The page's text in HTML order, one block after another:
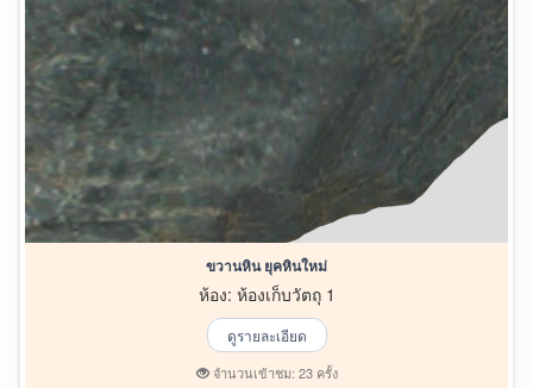
ขวานหิน ยุคหินใหม่
ห้อง: ห้องเก็บวัตถุ 1
ดูรายละเอียด
จำนวนเข้าชม: 23 ครั้ง